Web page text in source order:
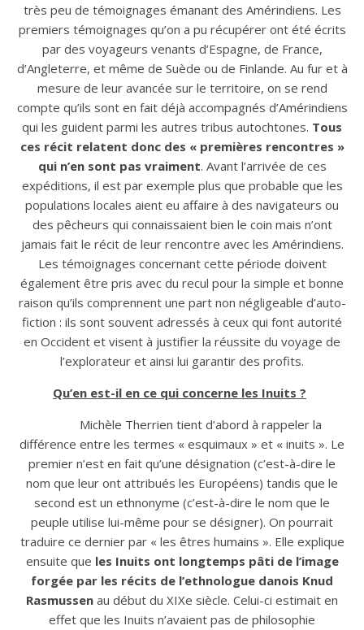
très peu de témoignages émanant des Amérindiens. Les
premiers témoignages qu’on a pu récupérer ont été écrits
par des voyageurs venants d’Espagne, de France,
d’Angleterre, et même de Suède ou de Finlande. Au fur et à
mesure de leur avancée sur le territoire, on se rend
compte qu’ils sont en fait déjà accompagnés d’Amérindiens
qui les guident parmi les autres tribus autochtones. Tous
ces récit relatent donc des « premières rencontres »
qui n’en sont pas vraiment. Avant l’arrivée de ces
expéditions, il est par exemple plus que probable que les
populations locales aient eu affaire à des navigateurs ou
des pêcheurs qui connaissaient bien le coin mais n’ont
jamais fait le récit de leur rencontre avec les Amérindiens.
Les témoignages concernant cette période doivent
également être pris avec du recul pour la simple et bonne
raison qu’ils comprennent une part non négligeable d’auto-
fiction : ils sont souvent adressés à ceux qui font autorité
en Occident et visent à justifier la réussite du voyage de
l’explorateur et ainsi lui garantir des profits.
Qu’en est-il en ce qui concerne les Inuits ?
Michèle Therrien tient d’abord à rappeler la
différence entre les termes « esquimaux » et « inuits ». Le
premier n’est en fait qu’une désignation (c’est-à-dire le
nom que leur ont attribués les Européens) tandis que le
second est un ethnonyme (c’est-à-dire le nom que le
peuple utilise lui-même pour se désigner). On pourrait
traduire ce dernier par « les êtres humains ». Elle explique
ensuite que les Inuits ont longtemps pâti de l’image
forgée par les récits de l’ethnologue danois Knud
Rasmussen au début du XIXe siècle. Celui-ci estimait en
effet que les Inuits n’avaient pas de philosophie